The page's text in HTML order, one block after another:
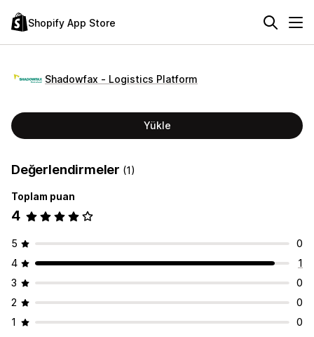
Shopify App Store
Shadowfax ‑ Logistics Platform
Yükle
Değerlendirmeler (1)
Toplam puan
4
5
0
4
1
3
0
2
0
1
0